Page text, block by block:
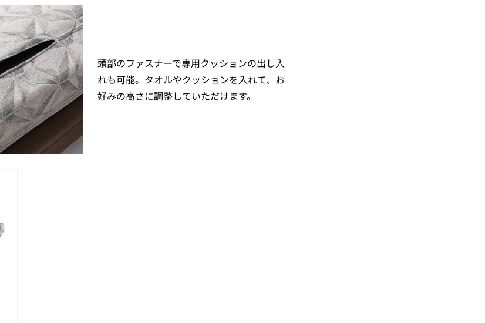
頭部のファスナーで専用クッションの出し入
れも可能。タオルやクッションを入れて、お
好みの高さに調整していただけます。